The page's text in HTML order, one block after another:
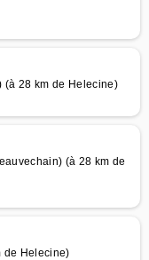
(à 28 km de Helecine)
(à 28 km de
de Helecine)